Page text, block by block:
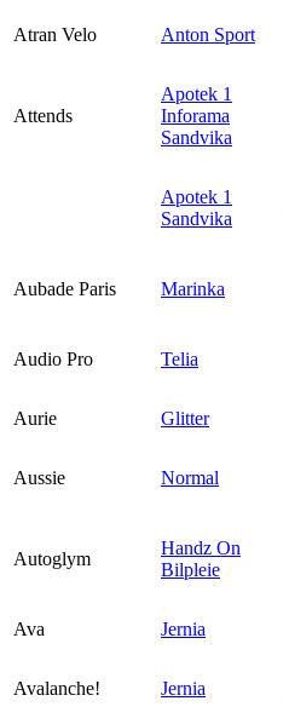
Atran Velo Anton Sport
Attends
Apotek 1
Inforama
Sandvika
Apotek 1
Sandvika
Aubade Paris Marinka
Audio Pro Telia
Aurie
Glitter
Aussie Normal
Autoglym
Handz On
Bilpleie
Ava
Jernia
Avalanche! Jernia